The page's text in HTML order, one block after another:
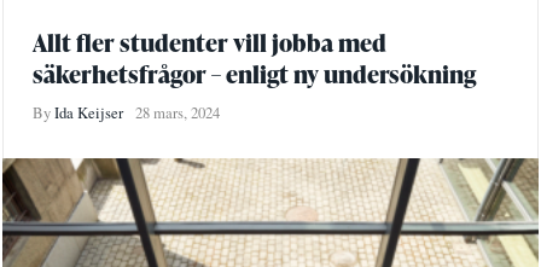
Allt fler studenter vill jobba med
säkerhetsfrågor – enligt ny undersökning
ByIda Keijser 28 mars, 2024